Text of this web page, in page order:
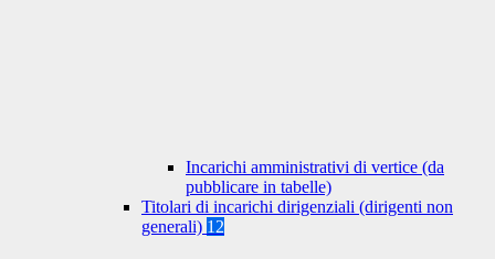
Incarichi amministrativi di vertice (da
pubblicare in tabelle)
Titolari di incarichi dirigenziali (dirigenti non
generali) 12